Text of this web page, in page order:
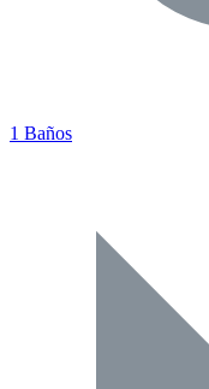
1 Baños